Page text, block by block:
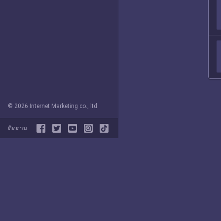
© 2026 Internet Marketing co., ltd
ติดตาม